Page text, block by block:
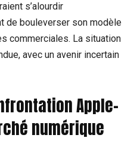
s’alourdir
de bouleverser son modèle
commerciales. La situation
avec un avenir incertain
Apple-
numérique